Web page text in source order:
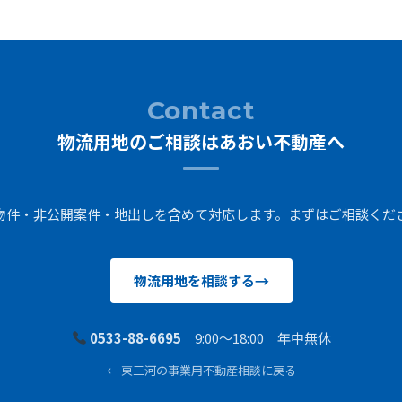
Contact
物流用地のご相談はあおい不動産へ
件・非公開案件・地出しを含めて対応します。まずはご相談くだ
物流用地を相談する
0533-88-6695 9:00〜18:00 年中無休
← 東三河の事業用不動産相談に戻る